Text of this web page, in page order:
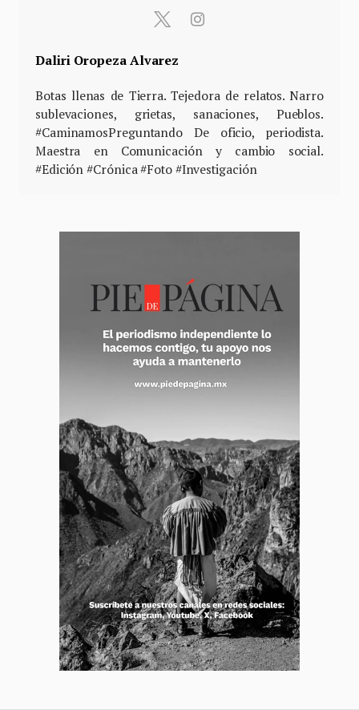
Daliri Oropeza Alvarez
Botas llenas de Tierra. Tejedora de relatos. Narro
sublevaciones, grietas, sanaciones, Pueblos.
#CaminamosPreguntando De oficio, periodista.
Maestra en Comunicación y cambio social.
#Edición #Crónica #Foto #Investigación